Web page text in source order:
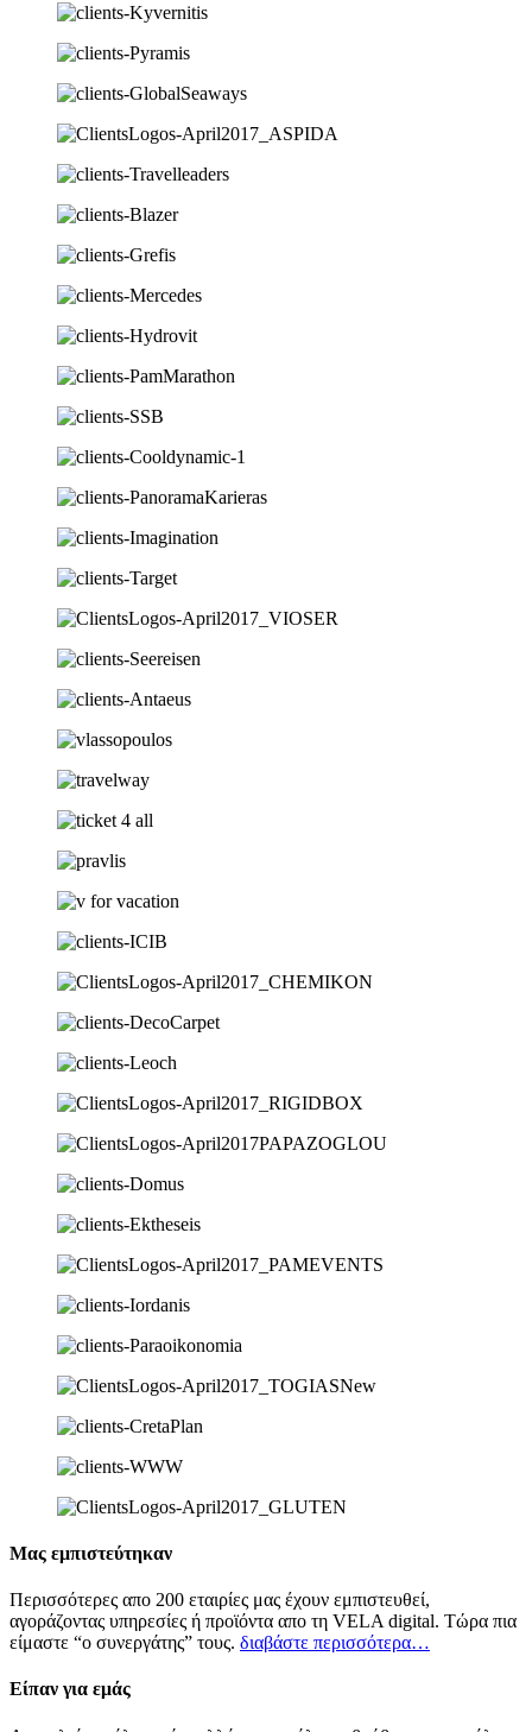
Μας εμπιστεύτηκαν
Περισσότερες απο 200 εταιρίες μας έχουν εμπιστευθεί,
αγοράζοντας υπηρεσίες ή προϊόντα απο τη VELA digital. Τώρα πια
είμαστε “ο συνεργάτης” τους. διαβάστε περισσότερα…
Είπαν για εμάς